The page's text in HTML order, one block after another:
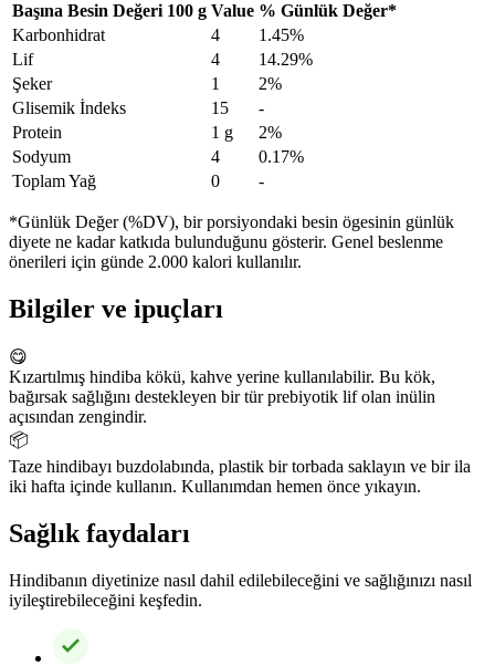
Başına Besin Değeri 100 g Value % Günlük Değer*
Karbonhidrat
4
1.45%
Lif
4
14.29%
Şeker
1
2%
Glisemik İndeks
15
-
Protein
1 g
2%
Sodyum
4
0.17%
Toplam Yağ
0 -
*Günlük Değer (%DV), bir porsiyondaki besin ögesinin günlük
diyete ne kadar katkıda bulunduğunu gösterir. Genel beslenme
önerileri için günde 2.000 kalori kullanılır.
Bilgiler ve ipuçları
😋
Kızartılmış hindiba kökü, kahve yerine kullanılabilir. Bu kök,
bağırsak sağlığını destekleyen bir tür prebiyotik lif olan inülin
açısından zengindir.
📦
Taze hindibayı buzdolabında, plastik bir torbada saklayın ve bir ila
iki hafta içinde kullanın. Kullanımdan hemen önce yıkayın.
Sağlık faydaları
Hindibanın diyetinize nasıl dahil edilebileceğini ve sağlığınızı nasıl
iyileştirebileceğini keşfedin.